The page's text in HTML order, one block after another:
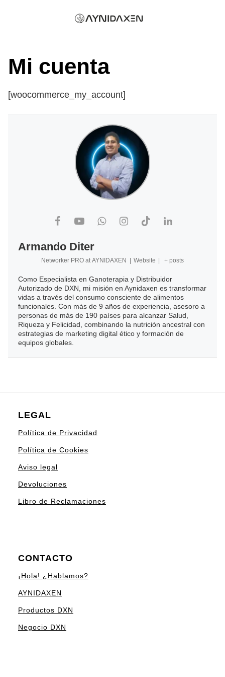
Mi cuenta
[woocommerce_my_account]
Armando Diter
Networker PRO at AYNIDAXEN Website + posts
Como Especialista en Ganoterapia y Distribuidor
Autorizado de DXN, mi misión en Aynidaxen es transformar
vidas a través del consumo consciente de alimentos
funcionales. Con más de 9 años de experiencia, asesoro a
personas de más de 190 países para alcanzar Salud,
Riqueza y Felicidad, combinando la nutrición ancestral con
estrategias de marketing digital ético y formación de
equipos globales.
LEGAL
Política de Privacidad
Política de Cookies
Aviso legal
Devoluciones
Libro de Reclamaciones
CONTACTO
¡Hola! ¿Hablamos?
AYNIDAXEN
Productos DXN
Negocio DXN